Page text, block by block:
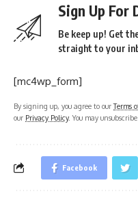
Sign Up For
Be keep up! Get
straight to your
[mc4wp_form]
By signing up, you agree to ourTerms
our Privacy Policy. You may
Facebook